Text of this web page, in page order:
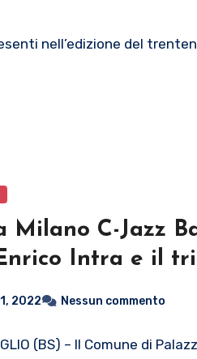
nell’edizione del
Milano C-Jazz
Intra e il
Bai
sull’Oglio
2022 Nessun commento
(BS) – Il Comune di